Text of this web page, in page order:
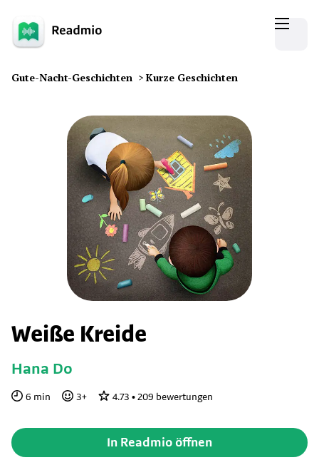
Gute-Nacht-Geschichten > Kurze Geschichten
Weiße Kreide
Hana Do
6 min 3+ 4.73 • 209 bewertungen
In Readmio öffnen